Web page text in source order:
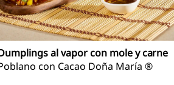
al vapor con mole y carne
con Cacao Doña María ®